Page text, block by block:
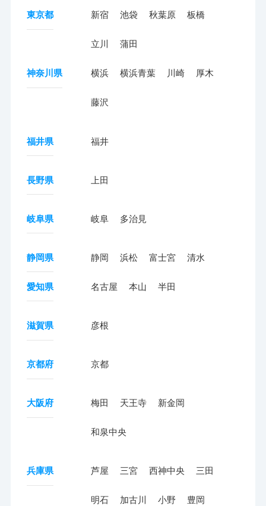
東京都 新宿 池袋 秋葉原 板橋
立川 蒲田
神奈川県 横浜 横浜青葉 川崎 厚木
藤沢
福井県 福井
長野県 上田
岐阜県 岐阜 多治見
静岡県 静岡 浜松 富士宮 清水
愛知県 名古屋 本山 半田
滋賀県 彦根
京都府 京都
大阪府 梅田 天王寺 新金岡
和泉中央
兵庫県 芦屋 三宮 西神中央 三田
明石 加古川 小野 豊岡